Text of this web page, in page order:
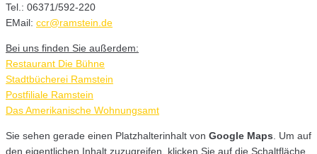
Tel.: 06371/592-220
EMail: ccr@ramstein.de
Bei uns finden Sie außerdem:
Restaurant Die Bühne
Stadtbücherei Ramstein
Postfiliale Ramstein
Das Amerikanische Wohnungsamt
Sie sehen gerade einen Platzhalterinhalt von Google Maps . Um auf
den eigentlichen Inhalt zuzugreifen, klicken Sie auf die Schaltfläche